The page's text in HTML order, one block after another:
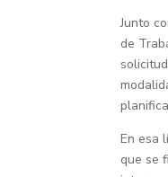
Junto
de
En esa
que se